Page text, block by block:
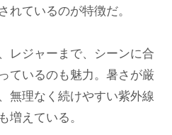
ているのが特徴だ。
レジャーまで、シーンに合
ているのも魅力。暑さが厳
無理なく続けやすい紫外線
増えている。